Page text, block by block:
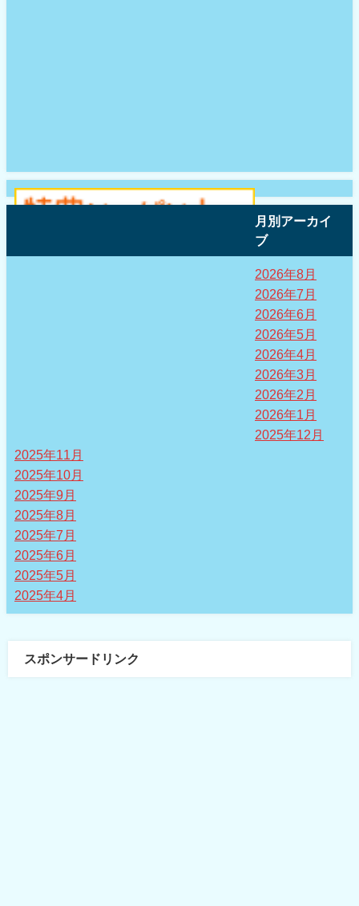
月別アーカイ
ブ
2026年8月
2026年7月
2026年6月
2026年5月
2026年4月
2026年3月
2026年2月
2026年1月
2025年12月
2025年11月
2025年10月
2025年9月
2025年8月
2025年7月
2025年6月
2025年5月
2025年4月
スポンサードリンク